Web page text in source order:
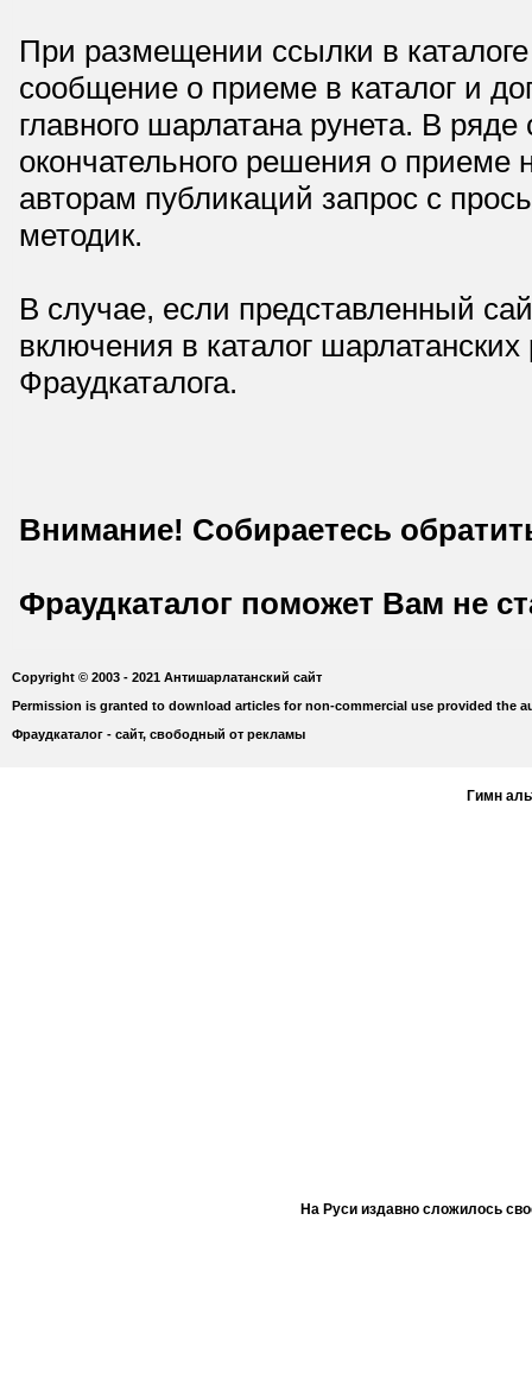
При размещении ссылки в
сообщение о приеме в каталог и
главного шарлатана рунета. В
окончательного решения о приеме
авторам публикаций запрос с
методик.
В случае, если представленный
включения в каталог
Фраудкаталога.
Внимание! Собираетесь
Фраудкаталог поможет Вам не
Copyright © 2003 - 2021 Антишарлатанский сайт
Permission is granted to download articles for non-commercial use provided the
Фраудкаталог - сайт, свободный от рекламы
Гимн
На Руси издавно сложилось